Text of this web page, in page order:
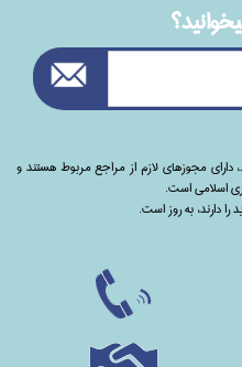
مجوزهای لازم از مراجع مربوط هستند ‌و‌‌
اسلامی است.
دارند،‌ به روز است.